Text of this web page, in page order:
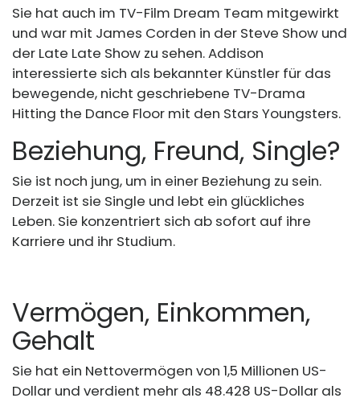
Sie hat auch im TV-Film Dream Team mitgewirkt
und war mit James Corden in der Steve Show und
der Late Late Show zu sehen. Addison
interessierte sich als bekannter Künstler für das
bewegende, nicht geschriebene TV-Drama
Hitting the Dance Floor mit den Stars Youngsters.
Beziehung, Freund, Single?
Sie ist noch jung, um in einer Beziehung zu sein.
Derzeit ist sie Single und lebt ein glückliches
Leben. Sie konzentriert sich ab sofort auf ihre
Karriere und ihr Studium.
Vermögen, Einkommen,
Gehalt
Sie hat ein Nettovermögen von 1,5 Millionen US-
Dollar und verdient mehr als 48.428 US-Dollar als